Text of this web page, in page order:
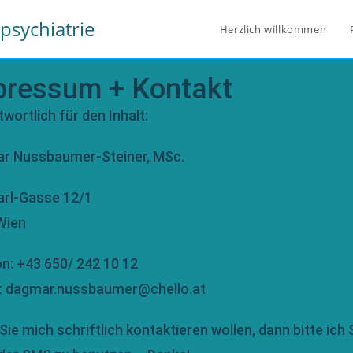
Herzlich willkommen
+ Kontakt
für den Inhalt:
Nussbaumer-Steiner, MSc.
Gasse 12/1
+43 650/ 242 10 12
dagmar.nussbaumer@chello.at
mich schriftlich kontaktieren wollen, dann bitte ich